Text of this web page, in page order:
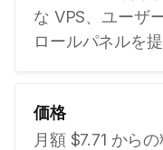
な VPS、ユーザ
ロールパネルを提
価格
月額 $7.71 から